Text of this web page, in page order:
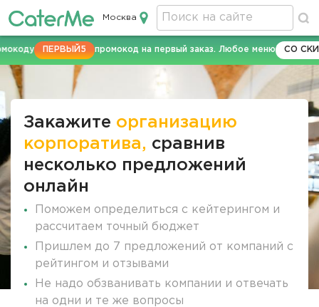
Кейтеринг в Москве
Москва
ПЕРВЫЙ5 промокод на первый заказ. Любое меню СО
Строка
Закажите организацию
корпоратива, сравнив
несколько предложений
онлайн
Поможем определиться с кейтерингом и
рассчитаем точный бюджет
Пришлем до 7 предложений от компаний с
рейтингом и отзывами
Не надо обзванивать компании и отвечать
на одни и те же вопросы